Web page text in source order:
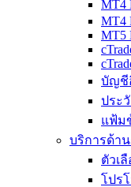
MT4
MT5
บัญชี
ประ
แฟ้ม
บริการด้า
ตัวเ
โปร